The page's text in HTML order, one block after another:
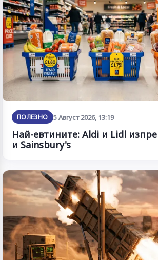
ПОЛЕЗНО 5 Август 2026, 13:19
Най-евтините: Aldi и Lidl
и Sainsbury's